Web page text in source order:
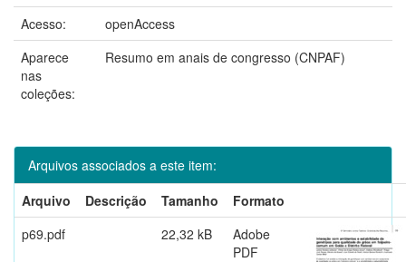
Acesso:
openAccess
Aparece
nas
coleções:
Resumo em anais de congresso (CNPAF)
Arquivos associados a este item:
Arquivo
Descrição Tamanho
Formato
p69.pdf
22,32 kB
Adobe
PDF